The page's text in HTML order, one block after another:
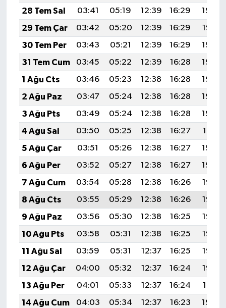
28 Tem Sal
03:41 05:19 12:39 16:29
19:48
29 Tem Çar
03:42 05:20 12:39 16:29
19:47
30 Tem Per
03:43 05:21 12:39 16:29
19:46
31 Tem Cum
03:45 05:22 12:39 16:28
19:45
1 Ağu Cts
03:46 05:23 12:38 16:28
19:44
2 Ağu Paz
03:47 05:24 12:38 16:28
19:43
3 Ağu Pts
03:49 05:24 12:38 16:28
19:42
4 Ağu Sal
03:50 05:25 12:38 16:27
19:41
5 Ağu Çar
03:51 05:26 12:38 16:27
19:40
6 Ağu Per
03:52 05:27 12:38 16:27
19:39
7 Ağu Cum
03:54 05:28 12:38 16:26
19:38
8 Ağu Cts
03:55 05:29 12:38 16:26
19:37
9 Ağu Paz
03:56 05:30 12:38 16:25
19:36
10 Ağu Pts
03:58 05:31 12:38 16:25
19:35
11 Ağu Sal
03:59 05:31 12:37 16:25
19:33
12 Ağu Çar
04:00 05:32 12:37 16:24
19:32
13 Ağu Per
04:01 05:33 12:37 16:24
19:31
14 Ağu Cum
04:03 05:34 12:37 16:23
19:30
Diyarbakır Müftülüğü
Düzce Müftülüğü
Edirne Müftülüğü
Elazığ Müftülüğü
Erzincan Müftülüğü
Erzurum Müftülüğü
Eskişehir Müftülüğü
Gaziantep Müftülüğü
Giresun Müftülüğü
Gümüşhane Müftülüğü
Hakkari Müftülüğü
Hatay Müftülüğü
İhtida Haberleri
YAŞAM